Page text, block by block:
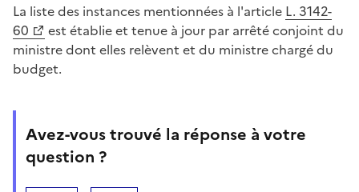
La liste des instances mentionnées à l'article L. 3142-
60
est établie et tenue à jour par arrêté conjoint du
ministre dont elles relèvent et du ministre chargé du
budget.
Avez-vous trouvé la réponse à votre
question ?